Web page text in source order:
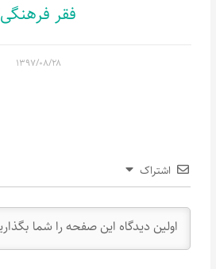
فقر فرهنگی
۱۳۹۷/۰۸/۲۸
اشتراک